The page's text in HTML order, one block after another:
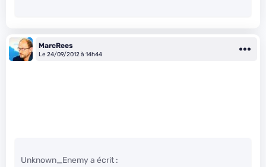
MarcRees
Le 24/09/2012 à 14h44
Unknown_Enemy a écrit :